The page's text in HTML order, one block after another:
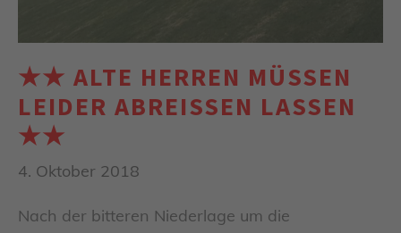
★★ ALTE HERREN MÜSSEN
LEIDER ABREISSEN LASSEN ★
★
4. Oktober 2018
Nach der bitteren Niederlage um die